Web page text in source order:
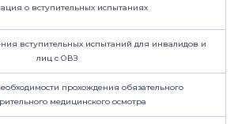
о вступительных испытаниях
вступительных испытаний для инвалидов и
лиц с ОВЗ
прохождения обязательного
медицинского осмотра